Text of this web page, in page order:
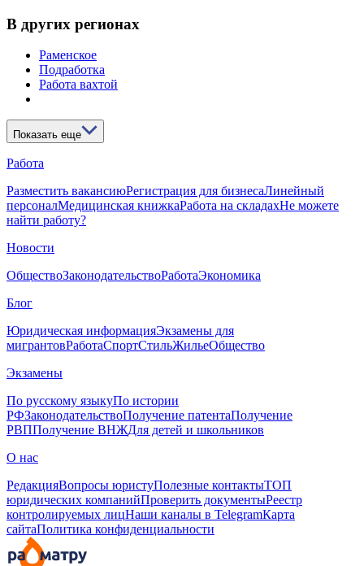
В других регионах
Раменское
Подработка
Работа вахтой
Показать еще
Работа
Разместить вакансиюРегистрация для бизнесаЛинейный
персоналМедицинская книжкаРабота на складахНе можете
найти работу?
Новости
ОбществоЗаконодательствоРаботаЭкономика
Блог
Юридическая информацияЭкзамены для
мигрантовРаботаСпортСтильЖильеОбщество
Экзамены
По русскому языкуПо истории
РФЗаконодательствоПолучение патентаПолучение
РВППолучение ВНЖДля детей и школьников
О нас
РедакцияВопросы юристуПолезные контактыТОП
юридических компанийПроверить документыРеестр
контролируемых лицНаши каналы в TelegramКарта
сайтаПолитика конфиденциальности